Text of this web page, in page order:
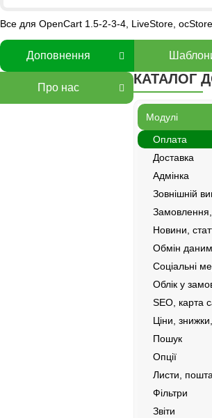
Все для OpenCart 1.5-2-3-4, LiveStore,
Доповнення
Про нас
КАТАЛОГ
Модулі
Оплата
Доставка
Адмінка
Зовнішній
Новини,
Обмін
Соціальні
Облік у
SEO, карта
Ціни, знижки,
Пошук
Опції
Листи,
Фільтри
Звіти